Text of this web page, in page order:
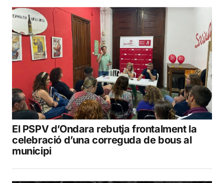
El PSPV d’Ondara rebutja frontalment la
celebració d’una correguda de bous al
municipi